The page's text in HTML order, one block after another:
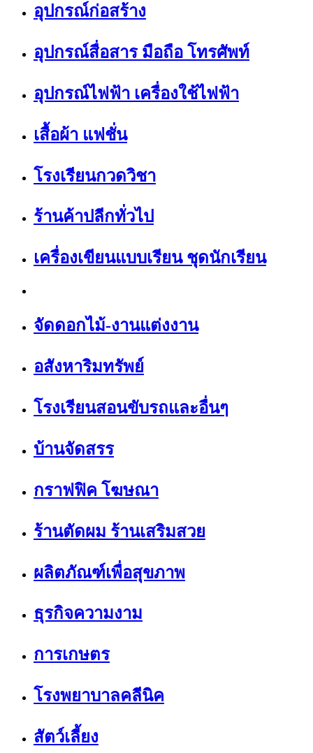
อุปกรณ์ก่อสร้าง
อุปกรณ์สื่อสาร มือถือ โทรศัพท์
อุปกรณ์ไฟฟ้า เครื่องใช้ไฟฟ้า
เสื้อผ้า แฟชั่น
โรงเรียนกวดวิชา
ร้านค้าปลีกทั่วไป
เครื่องเขียนแบบเรียน ชุดนักเรียน
จัดดอกไม้-งานแต่งงาน
อสังหาริมทรัพย์
โรงเรียนสอนขับรถและอื่นๆ
บ้านจัดสรร
กราฟฟิค โฆษณา
ร้านตัดผม ร้านเสริมสวย
ผลิตภัณฑ์เพื่อสุขภาพ
ธุรกิจความงาม
การเกษตร
โรงพยาบาลคลีนิค
สัตว์เลี้ยง